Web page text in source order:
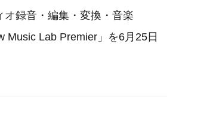
録音・編集・変換・音楽
Music Lab Premier」を6月25日